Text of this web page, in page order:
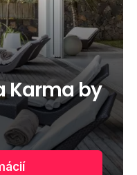
Karma by